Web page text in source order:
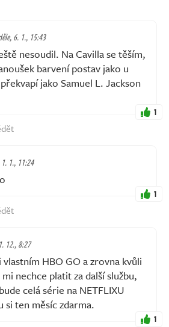
6. 1., 15:43
nesoudil. Na Cavilla se těším,
barvení postav jako u
jako Samuel L. Jackson
1
1., 11:24
1
12., 8:27
HBO GO a zrovna kvůli
nechce platit za další službu,
celá série na NETFLIXU
si ten měsíc zdarma.
1